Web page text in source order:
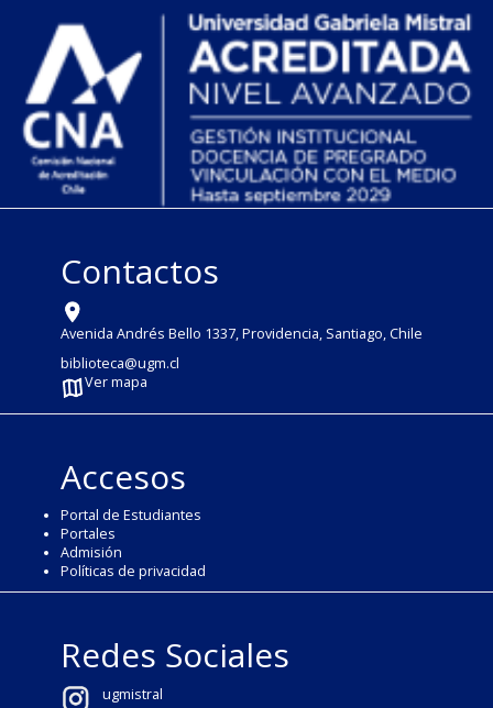
Contactos
Avenida Andrés Bello 1337, Providencia, Santiago, Chile
biblioteca@ugm.cl
Ver mapa
Accesos
Portal de Estudiantes
Portales
Admisión
Políticas de privacidad
Redes Sociales
ugmistral